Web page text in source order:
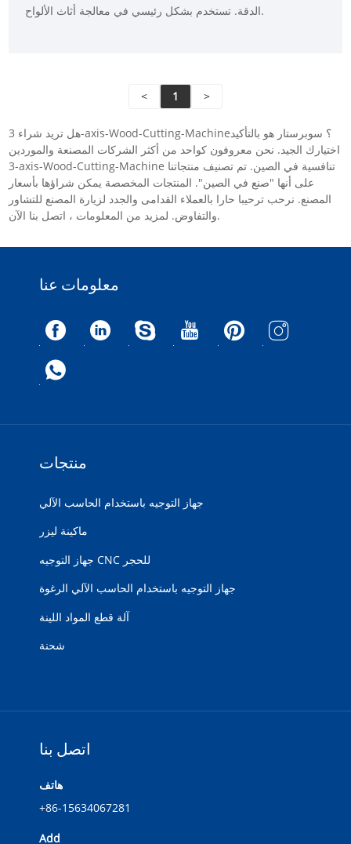
الدقة. تستخدم بشكل رئيسي في معالجة أثاث الألواح.
< 1 >
هل تريد شراء 3-axis-Wood-Cutting-Machine؟ سوبرستار هو بالتأكيد
اختيارك الجيد. نحن معروفون كواحد من أكثر الشركات المصنعة والموردين
3-axis-Wood-Cutting-Machine تنافسية في الصين. تم تصنيف منتجاتنا
على أنها "صنع في الصين". المنتجات المخصصة يمكن شراؤها بأسعار
المصنع. نرحب ترحيبا حارا بالعملاء القدامى والجدد لزيارة المصنع للتشاور
والتفاوض. لمزيد من المعلومات ، اتصل بنا الآن.
معلومات عنا
منتجات
جهاز التوجيه باستخدام الحاسب الآلي
ماكينة ليزر
جهاز التوجيه CNC للحجر
جهاز التوجيه باستخدام الحاسب الآلي الرغوة
آلة قطع المواد اللينة
شحنة
اتصل بنا
هاتف
+86-15634067281
Add